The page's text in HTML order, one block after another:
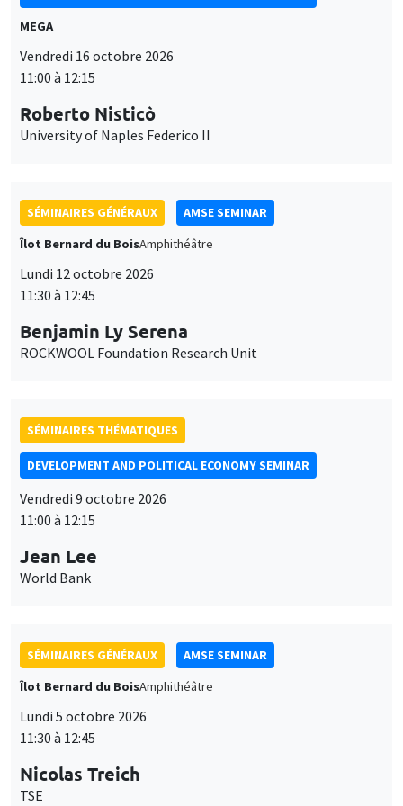
MEGA
Vendredi 16 octobre 2026
11:00 à 12:15
Roberto Nisticò
University of Naples Federico II
SÉMINAIRES GÉNÉRAUX
AMSE SEMINAR
Îlot Bernard du BoisAmphithéâtre
Lundi 12 octobre 2026
11:30 à 12:45
Benjamin Ly Serena
ROCKWOOL Foundation Research Unit
SÉMINAIRES THÉMATIQUES
DEVELOPMENT AND POLITICAL ECONOMY SEMINAR
Vendredi 9 octobre 2026
11:00 à 12:15
Jean Lee
World Bank
SÉMINAIRES GÉNÉRAUX
AMSE SEMINAR
Îlot Bernard du BoisAmphithéâtre
Lundi 5 octobre 2026
11:30 à 12:45
Nicolas Treich
TSE
Ce site utilise des cookies et des services tiers pour garantir son bon